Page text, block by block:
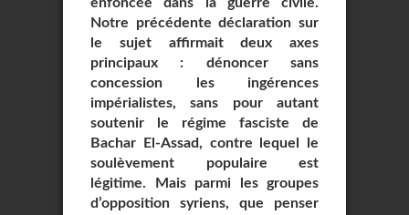
Notre précédente déclaration sur
le sujet affirmait deux axes
principaux : dénoncer sans
concession les ingérences
impérialistes, sans pour autant
soutenir le régime fasciste de
Bachar El-Assad, contre lequel le
soulèvement populaire est
légitime. Mais parmi les groupes
d’opposition syriens, que penser